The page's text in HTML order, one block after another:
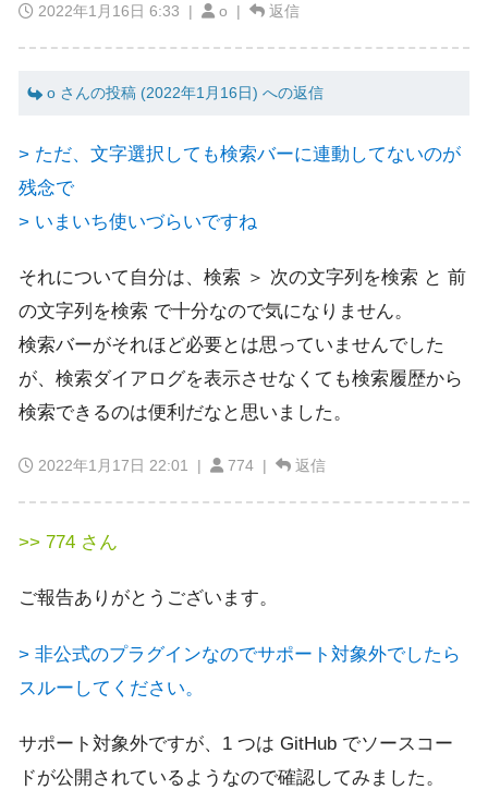
2022年1月16日 6:33 | o | 返信
o さんの投稿 (2022年1月16日) への返信
> ただ、文字選択しても検索バーに連動してないのが
残念で
> いまいち使いづらいですね
それについて自分は、検索 ＞ 次の文字列を検索 と 前
の文字列を検索 で十分なので気になりません。
検索バーがそれほど必要とは思っていませんでした
が、検索ダイアログを表示させなくても検索履歴から
検索できるのは便利だなと思いました。
2022年1月17日 22:01 | 774 | 返信
>> 774 さん
ご報告ありがとうございます。
> 非公式のプラグインなのでサポート対象外でしたら
スルーしてください。
サポート対象外ですが、1 つは GitHub でソースコー
ドが公開されているようなので確認してみました。